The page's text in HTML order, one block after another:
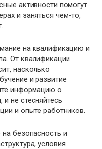
активности помогут
и заняться чем-то,
на квалификацию и
От квалификации
насколько
и развитие
информацию о
и не стесняйтесь
и опыте работников.
безопасность и
условия